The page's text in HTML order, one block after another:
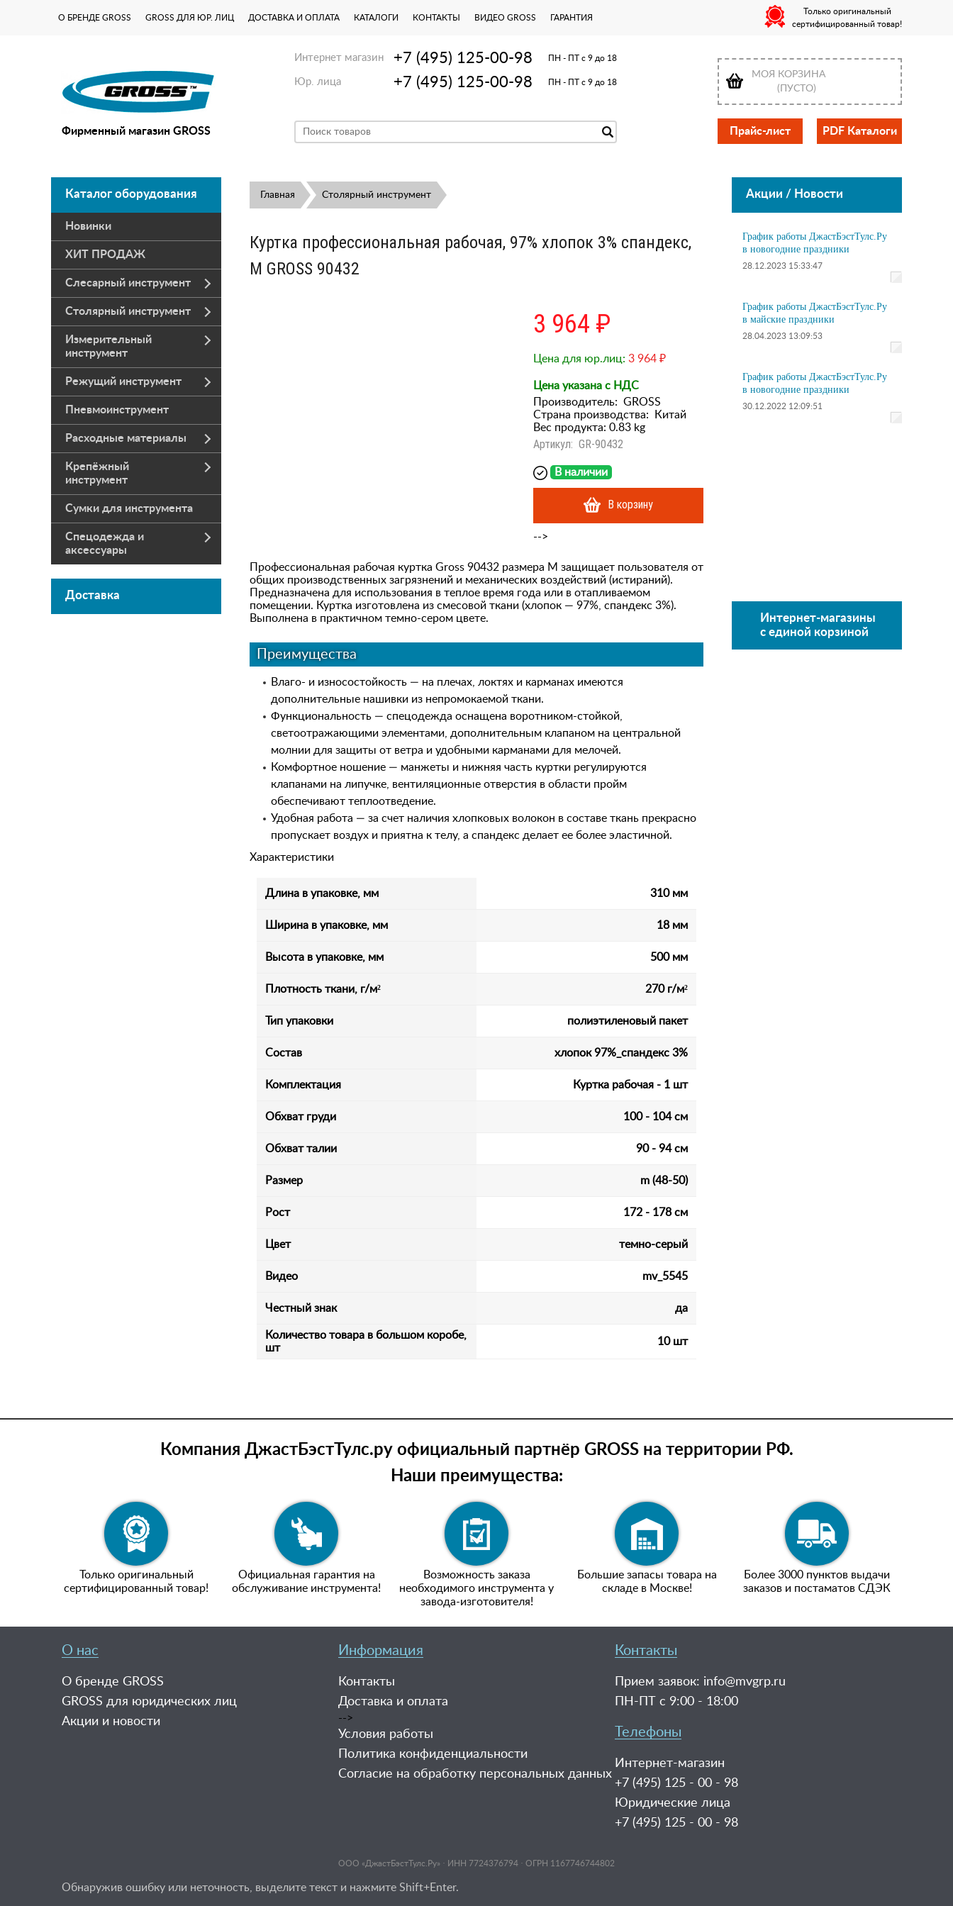
О БРЕНДЕ GROSS GROSS ДЛЯ ЮР. ЛИЦ ДОСТАВКА И ОПЛАТА КАТАЛОГИ КОНТАКТЫ ВИДЕО GROSS ГАРАНТИЯ
Только оригинальный
сертифицированный товар!
Фирменный магазин GROSS
Интернет магазин +7 (495) 125-00-98 ПН - ПТ с 9 до 18
Юр. лица +7 (495) 125-00-98 ПН - ПТ с 9 до 18
МОЯ КОРЗИНА
(ПУСТО)
Прайс-лист PDF Каталоги
Каталог оборудования
Новинки
ХИТ ПРОДАЖ
Слесарный инструмент
Столярный инструмент
Измерительный
инструмент
Режущий инструмент
Пневмоинструмент
Расходные материалы
Крепёжный
инструмент
Сумки для инструмента
Спецодежда и
аксессуары
Доставка
Главная Столярный инструмент
Куртка профессиональная рабочая, 97% хлопок 3% спандекс,
M GROSS 90432
3 964 ₽
Цена для юр.лиц: 3 964 ₽
Цена указана с НДС
Производитель: GROSS
Страна производства:
Китай
Вес продукта: 0.83 kg
Артикул: GR-90432
В наличии
В корзину
-->
Профессиональная рабочая куртка Gross 90432 размера M защищает пользователя от
общих производственных загрязнений и механических воздействий (истираний).
Предназначена для использования в теплое время года или в отапливаемом
помещении. Куртка изготовлена из смесовой ткани (хлопок — 97%, спандекс 3%).
Выполнена в практичном темно-сером цвете.
Преимущества
Влаго- и износостойкость — на плечах, локтях и карманах имеются
дополнительные нашивки из непромокаемой ткани.
Функциональность — спецодежда оснащена воротником-стойкой,
светоотражающими элементами, дополнительным клапаном на центральной
молнии для защиты от ветра и удобными карманами для мелочей.
Комфортное ношение — манжеты и нижняя часть куртки регулируются
клапанами на липучке, вентиляционные отверстия в области пройм
обеспечивают теплоотведение.
Удобная работа — за счет наличия хлопковых волокон в составе ткань прекрасно
пропускает воздух и приятна к телу, а спандекс делает ее более эластичной.
Характеристики
Длина в упаковке, мм 310 мм
Ширина в упаковке, мм 18 мм
Высота в упаковке, мм 500 мм
Плотность ткани, г/м² 270 г/м²
Тип упаковки полиэтиленовый пакет
Состав хлопок 97%_спандекс 3%
Комплектация Куртка рабочая - 1 шт
Обхват груди 100 - 104 см
Обхват талии 90 - 94 см
Размер m (48-50)
Рост 172 - 178 см
Цвет темно-серый
Видео mv_5545
Честный знак да
Количество товара в большом коробе,
шт
10 шт
Акции / Новости
График работы ДжастБэстТулс.Ру
в новогодние праздники
28.12.2023 15:33:47
График работы ДжастБэстТулс.Ру
в майские праздники
28.04.2023 13:09:53
График работы ДжастБэстТулс.Ру
в новогодние праздники
30.12.2022 12:09:51
Интернет-магазины
с единой корзиной
Компания ДжастБэстТулс.ру официальный партнёр GROSS на территории РФ.
Наши преимущества:
Только оригинальный
сертифицированный товар!
Официальная гарантия на
обслуживание инструмента!
Возможность заказа
необходимого инструмента у
завода-изготовителя!
Большие запасы товара на
складе в Москве!
Более 3000 пунктов выдачи
заказов и постаматов СДЭК
О нас
О бренде GROSS
GROSS для юридических лиц
Акции и новости
Информация
Контакты
Доставка и оплата
-->
Условия работы
Политика конфиденциальности
Согласие на обработку персональных данных
Контакты
Прием заявок: info@mvgrp.ru
ПН-ПТ с 9:00 - 18:00
Телефоны
Интернет-магазин
+7 (495) 125 - 00 - 98
Юридические лица
+7 (495) 125 - 00 - 98
ООО «ДжастБэстТулс.Ру» · ИНН 7724376794 · ОГРН 1167746744802
Обнаружив ошибку или неточность, выделите текст и нажмите Shift+Enter.